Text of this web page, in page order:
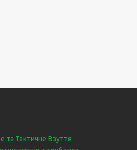
та Тактичне Взуття